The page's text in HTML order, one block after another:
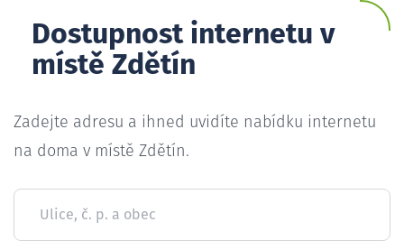
Dostupnost internetu v
místě Zdětín
Zadejte adresu a ihned uvidíte nabídku internetu
na doma v místě Zdětín.
Ulice, č. p. a obec